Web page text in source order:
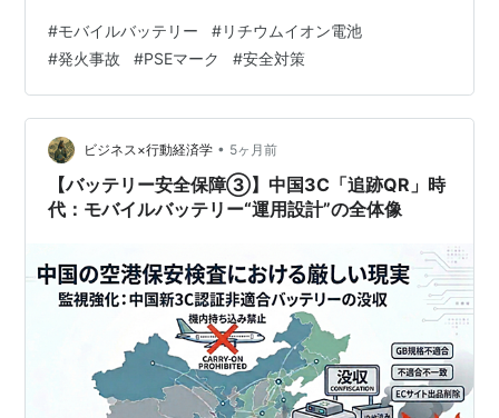
分後に消し止められ、けが人はいなかったが、半蔵門線
は一時全線で運転を見合わせ、通勤ラッシュ時の首都圏
交通に大きな影響を与えた。 通勤時に誰もがカバンに入
れているモバイルバッテリーが、突然火を噴く。この事
故は決して他人事ではない。本記事では、モバイルバッ
テリーの発火原因から安全な製品の選…
#モバイルバッテリー #リチウムイオン電池
#発火事故 #PSEマーク #安全対策
ビジネス×行動経済学 • 5ヶ月前
【バッテリー安全保障③】中国3C「追跡QR」時
代：モバイルバッテリー“運用設計”の全体像